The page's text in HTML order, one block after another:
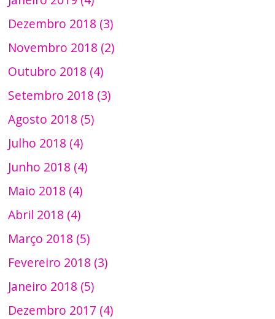
Dezembro 2018 (3)
Novembro 2018 (2)
Outubro 2018 (4)
Setembro 2018 (3)
Agosto 2018 (5)
Julho 2018 (4)
Junho 2018 (4)
Maio 2018 (4)
Abril 2018 (4)
Março 2018 (5)
Fevereiro 2018 (3)
Janeiro 2018 (5)
Dezembro 2017 (4)